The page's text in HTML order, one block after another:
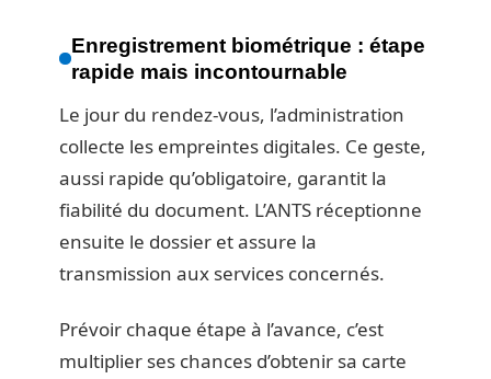
Enregistrement biométrique : étape
rapide mais incontournable
Le jour du rendez-vous, l’administration
collecte les empreintes digitales. Ce geste,
aussi rapide qu’obligatoire, garantit la
fiabilité du document. L’ANTS réceptionne
ensuite le dossier et assure la
transmission aux services concernés.
Prévoir chaque étape à l’avance, c’est
multiplier ses chances d’obtenir sa carte